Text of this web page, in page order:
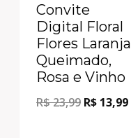
Convite
Digital Floral
Flores Laranja
Queimado,
Rosa e Vinho
R$23,99 R$ 13,99